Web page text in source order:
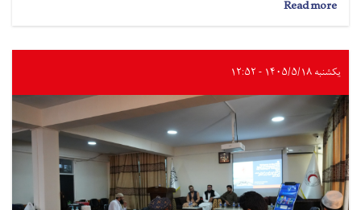
Read more
پروان؛
سېلاب‌
ځپلو
ته
خوراکي
او
غیرخوراکي
توکي
ورکړل
شول
یکشنبه ۱۴۰۵/۵/۱۸ - ۱۲:۵۲